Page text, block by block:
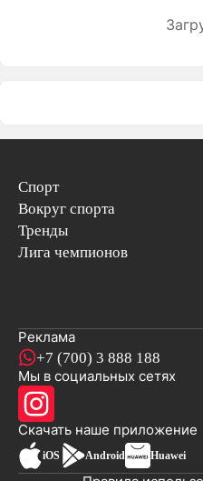
Спорт
Вокруг спорта
Тренды
Лига чемпионов
Реклама
+7 (700) 3 888 188
Мы в социальных сетях
Скачать наше приложение
iOS Android Huawei